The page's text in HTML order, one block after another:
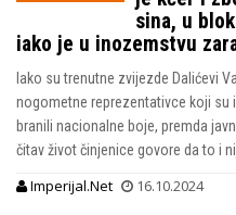
sina, u
iako je u inozemstvu
Iako su trenutne zvijezde Dalićevi
nogometne reprezentativce koji su
branili nacionalne boje, premda
čitav život činjenice govore da to i
Imperijal.Net 16.10.2024